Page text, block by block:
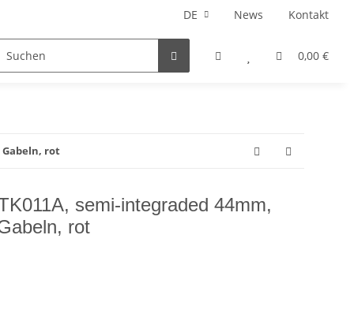
DE News Kontakt
0,00 €
E-Bike Teile Fatbike Teile Geschenkideen
Gabeln, rot
semi-integraded 44mm,
rot